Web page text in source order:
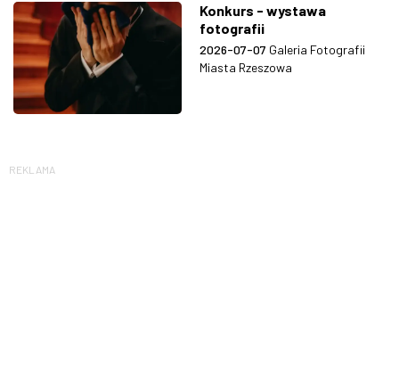
Konkurs - wystawa
fotografii
2026-07-07 Galeria Fotografii
Miasta Rzeszowa
REKLAMA